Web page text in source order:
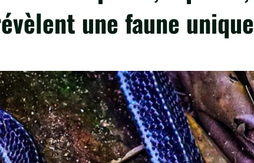
une faune unique